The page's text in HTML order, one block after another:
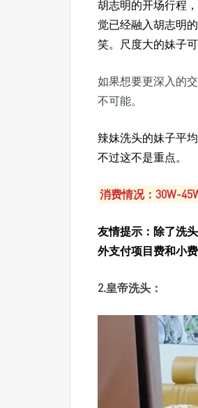
胡志明的开场行程
觉已经融入胡志明
笑。尺度大的妹子
如果想要更深入的
不可能。
辣妹洗头的妹子平
不过这不是重点。
消费情况：30W-
友情提示：除了洗
外支付项目费和小费
2.皇帝洗头：